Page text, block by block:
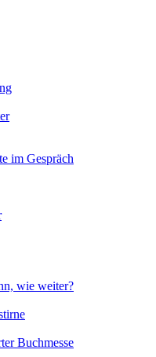
im Gespräch
wie weiter?
Buchmesse